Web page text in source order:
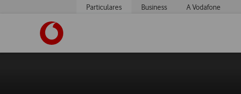
Particulares Business A Vodafone